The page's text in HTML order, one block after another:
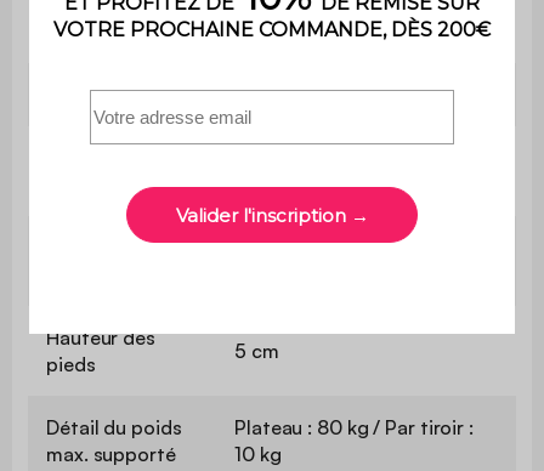
Avec tiroir Oui
Dimensions L 42 x P 38 x H 48 cm
tiroir (extérieur)
Dimensions
Hauteur des
pieds
5 cm
Détail du poids
max. supporté
Plateau : 80 kg / Par tiroir :
10 kg